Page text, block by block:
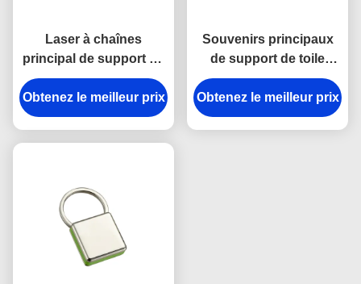
Laser à chaînes
principal de support en
métal de rectangle
gravant le cadeau de
souvenir de toile
Obtenez le meilleur prix
Souvenirs principaux
de support de toile
lumineuse d'épaisseur
du porte-clés 9mm de
crochet de rupture en
Obtenez le meilleur prix